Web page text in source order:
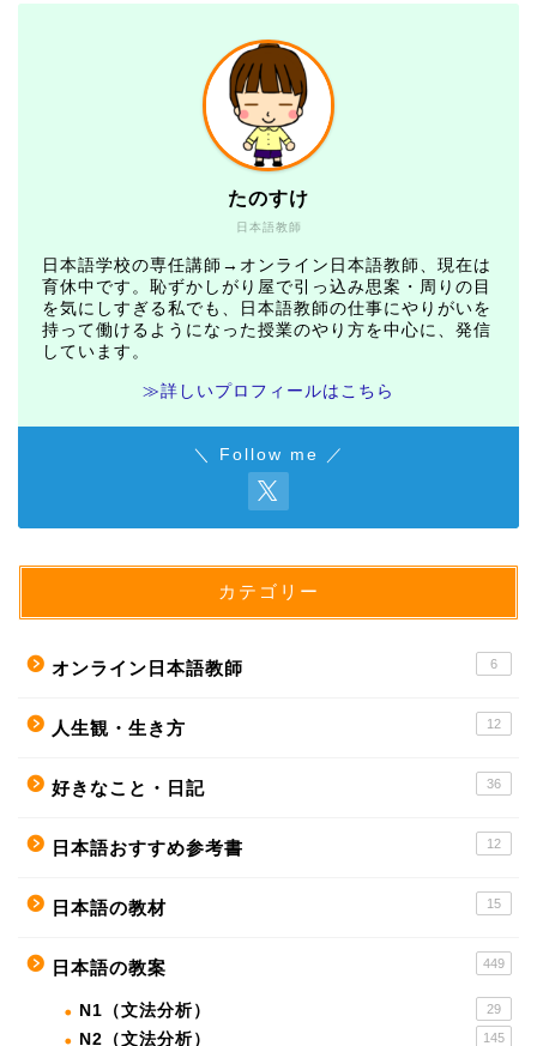
日本語教師
たのすけ
日本語学校の専任講師→オンライン日本語教師、現在は
育休中です。恥ずかしがり屋で引っ込み思案・周りの目
を気にしすぎる私でも、日本語教師の仕事にやりがいを
持って働けるようになった授業のやり方を中心に、発信
しています。
≫詳しいプロフィールはこちら
＼ Follow me ／
カテゴリー
オンライン日本語教師 6
人生観・生き方 12
好きなこと・日記 36
日本語おすすめ参考書 12
日本語の教材 15
日本語の教案 449
N1（文法分析） 29
N2（文法分析） 145